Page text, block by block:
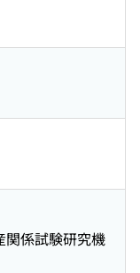
関係試験研究機